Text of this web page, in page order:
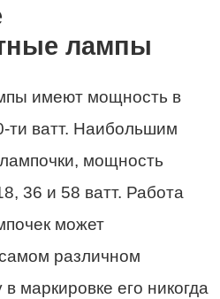
лампы
имеют мощность в
ти ватт. Наибольшим
мощность
36 и 58 ватт. Работа
может
различном
маркировке его никогда